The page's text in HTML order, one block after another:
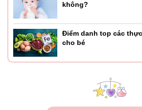
không?
Điểm danh top các
cho bé